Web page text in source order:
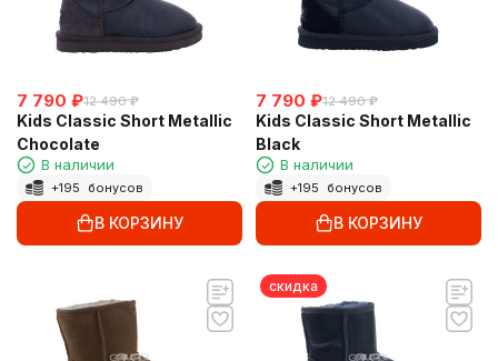
7 790 ₽12 490 ₽
Kids Classic Short Metallic
Chocolate
В наличии
+195 бонусов
В КОРЗИНУ
7 790 ₽12 490 ₽
Kids Classic Short Metallic
Black
В наличии
+195 бонусов
В КОРЗИНУ
скидка